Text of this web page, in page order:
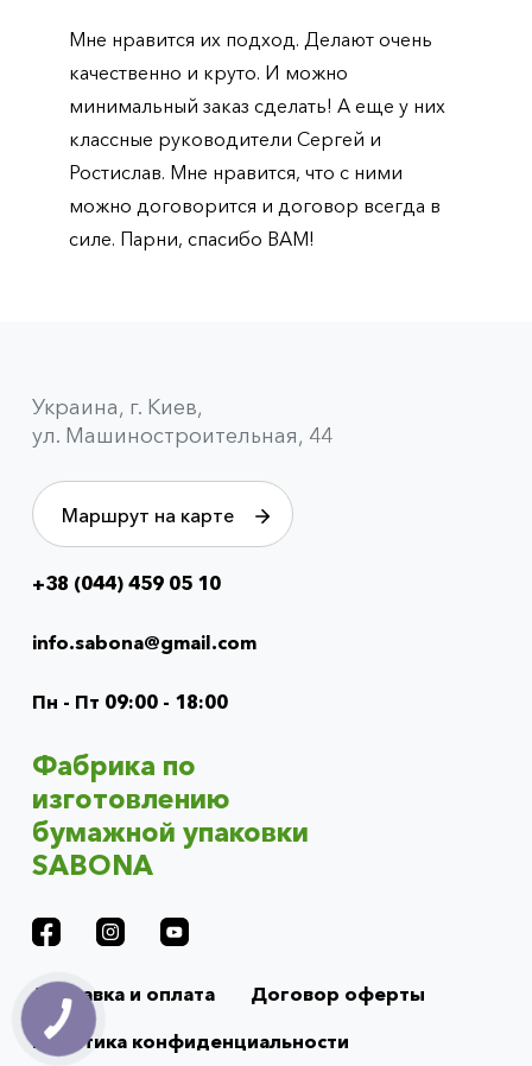
Мне нравится их подход. Делают очень
качественно и круто. И можно
минимальный заказ сделать! А еще у них
классные руководители Сергей и
Ростислав. Мне нравится, что с ними
можно договорится и договор всегда в
силе. Парни, спасибо ВАМ!
Украина, г. Киев,
ул. Машиностроительная, 44
Маршрут на карте
+38 (044) 459 05 10
info.sabona@gmail.com
Пн - Пт 09:00 - 18:00
Фабрика по
изготовлению
бумажной упаковки
SABONA
menu
Доставка и оплата
Договор оферты
Политика конфиденциальности